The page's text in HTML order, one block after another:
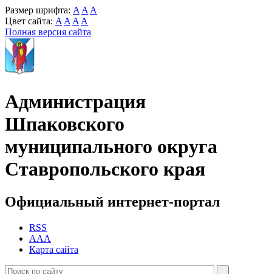
Размер шрифта: A A A
Цвет сайта: A A A A
Полная версия сайта
Администрация
Шпаковского
муниципального округа
Ставропольского края
Официальный интернет-портал
RSS
AAA
Карта сайта